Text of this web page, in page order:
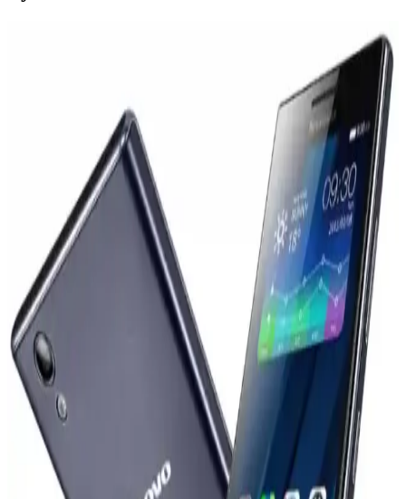
Samsung Electronics'in Artan Maliyetler ve Ürün
Samsung Electronics, artan bileşen maliyetleri ve yenilik eksikliği
nedeniyle finansal zorluklarla mücadele ediyor. Şirket, maliyetleri
düşürmek ve ürün stratejisini yeniden şekillendirmek zorunda
OnePlus'ın Küresel Pazarlardan Çekilme Kararı ve
Pazar Dinamiklerine Etkileri
OnePlus, 2026 Nisan itibarıyla Avrupa'da faaliyetlerini durdurabilir.
Oppo ile entegrasyon ve pazar stratejisi değişiklikleri bu kararda
etkili. Kullanıcılar yazılım desteği ve güncellemeler konusunda
belirsizlik yaşıyor.
iPhone 17 Pro ve Samsung Galaxy S22
Ekranlarında Renk Doğruluğu ve Canlılık
Karşılaştırması
Samsung Galaxy S22 ekranları canlı renkler sunarken, iPhone 17
Pro daha doğru ve doğal renkler sağlar. Renk doygunluğu ve
kalibrasyon farklılıkları kullanıcı deneyimini etkiler.
Vivo X300 Ultra ve Akıllı Telefon Kameralarının
Profesyonel Kameralarla Teknik Karşılaştırması